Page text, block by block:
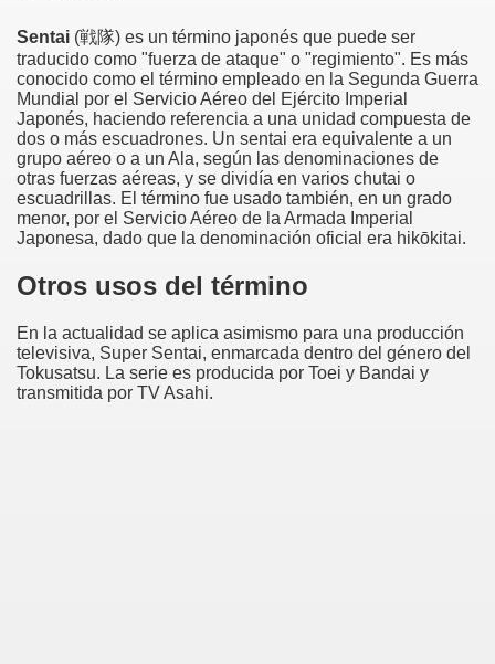
Sentai (戦隊) es un término japonés que puede ser
traducido como "fuerza de ataque" o "regimiento". Es más
conocido como el término empleado en la Segunda Guerra
Mundial por el Servicio Aéreo del Ejército Imperial
Japonés, haciendo referencia a una unidad compuesta de
dos o más escuadrones. Un sentai era equivalente a un
grupo aéreo o a un Ala, según las denominaciones de
otras fuerzas aéreas, y se dividía en varios chutai o
escuadrillas. El término fue usado también, en un grado
menor, por el Servicio Aéreo de la Armada Imperial
Japonesa, dado que la denominación oficial era hikōkitai.
Otros usos del término
En la actualidad se aplica asimismo para una producción
televisiva, Super Sentai, enmarcada dentro del género del
Tokusatsu. La serie es producida por Toei y Bandai y
transmitida por TV Asahi.